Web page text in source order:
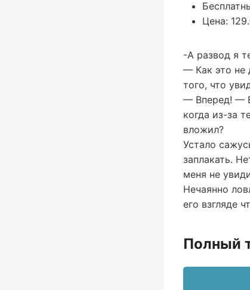
Цена:
-А развод я
— Как это не
того, что
— Вперед! —
когда из-за
вложил?
Устало
заплакать.
меня не
Нечаянно
его взгляде
Полный